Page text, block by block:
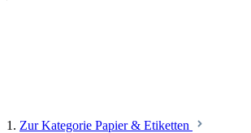
1. Zur Kategorie Papier & Etiketten